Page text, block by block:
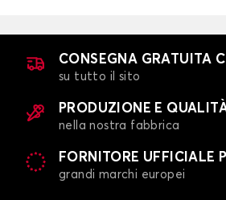
CONSEGNA GRATUITA
su tutto il sito
PRODUZIONE E
nella nostra fabbrica
FORNITORE UFFICIALE
grandi marchi europei